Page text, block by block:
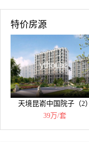
特价房源
天境昆嵛中国院子（2）
39万/套